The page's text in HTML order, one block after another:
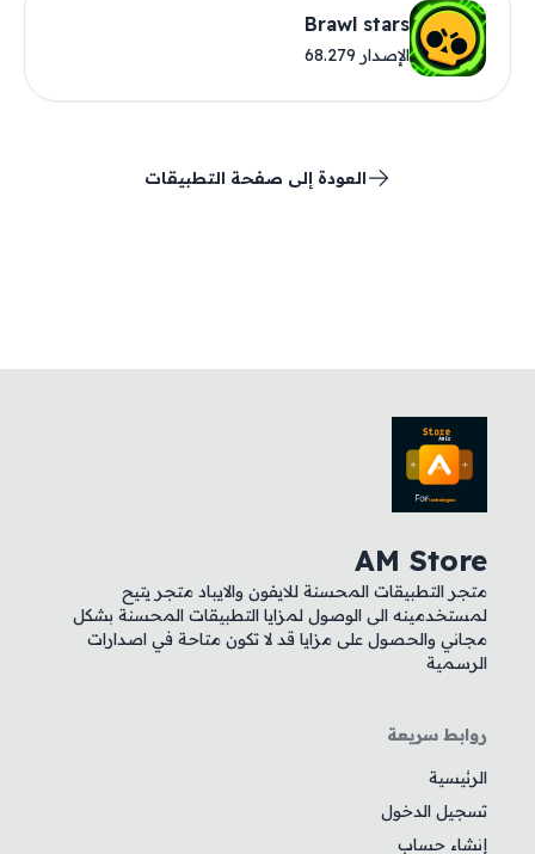
Brawl stars
الإصدار 68.279
العودة إلى صفحة التطبيقات
AM Store
متجر التطبيقات المحسنة للايفون والايباد متجر يتيح
لمستخدمينه الى الوصول لمزايا التطبيقات المحسنة بشكل
مجاني والحصول على مزايا قد لا تكون متاحة في اصدارات
الرسمية
روابط سريعة
الرئيسية
تسجيل الدخول
إنشاء حساب